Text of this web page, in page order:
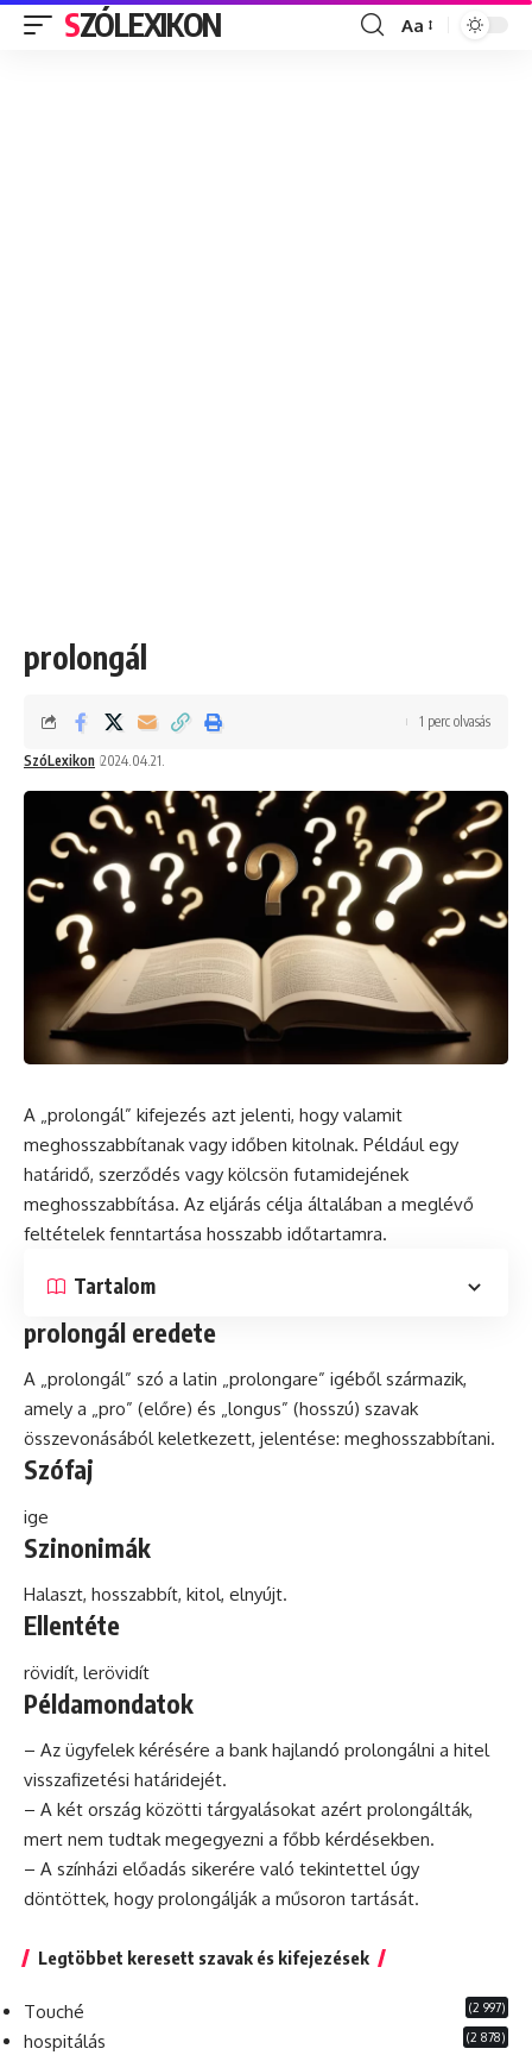
SZÓLEXIKON
Font
Aa
prolongál
SzóLexikon 2024.04.21.
1 perc olvasás
A „prolongál” kifejezés azt jelenti, hogy valamit
meghosszabbítanak vagy időben kitolnak. Például egy
határidő, szerződés vagy kölcsön futamidejének
meghosszabbítása. Az eljárás célja általában a meglévő
feltételek fenntartása hosszabb időtartamra.
Tartalom
prolongál eredete
A „prolongál” szó a latin „prolongare” igéből származik,
amely a „pro” (előre) és „longus” (hosszú) szavak
összevonásából keletkezett, jelentése: meghosszabbítani.
Szófaj
ige
Szinonimák
Halaszt, hosszabbít, kitol, elnyújt.
Ellentéte
rövidít, lerövidít
Példamondatok
– Az ügyfelek kérésére a bank hajlandó prolongálni a hitel
visszafizetési határidejét.
– A két ország közötti tárgyalásokat azért prolongálták,
mert nem tudtak megegyezni a főbb kérdésekben.
– A színházi előadás sikerére való tekintettel úgy
döntöttek, hogy prolongálják a műsoron tartását.
Legtöbbet keresett szavak és kifejezések
Touché (2 997)
hospitálás (2 878)